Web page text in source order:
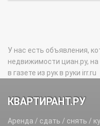
У нас есть объявления,
недвижимости циан.ру,
в газете из рук в руки irr.ru
КВАРТИРАНТ.РУ
Аренда / сдать / снять /